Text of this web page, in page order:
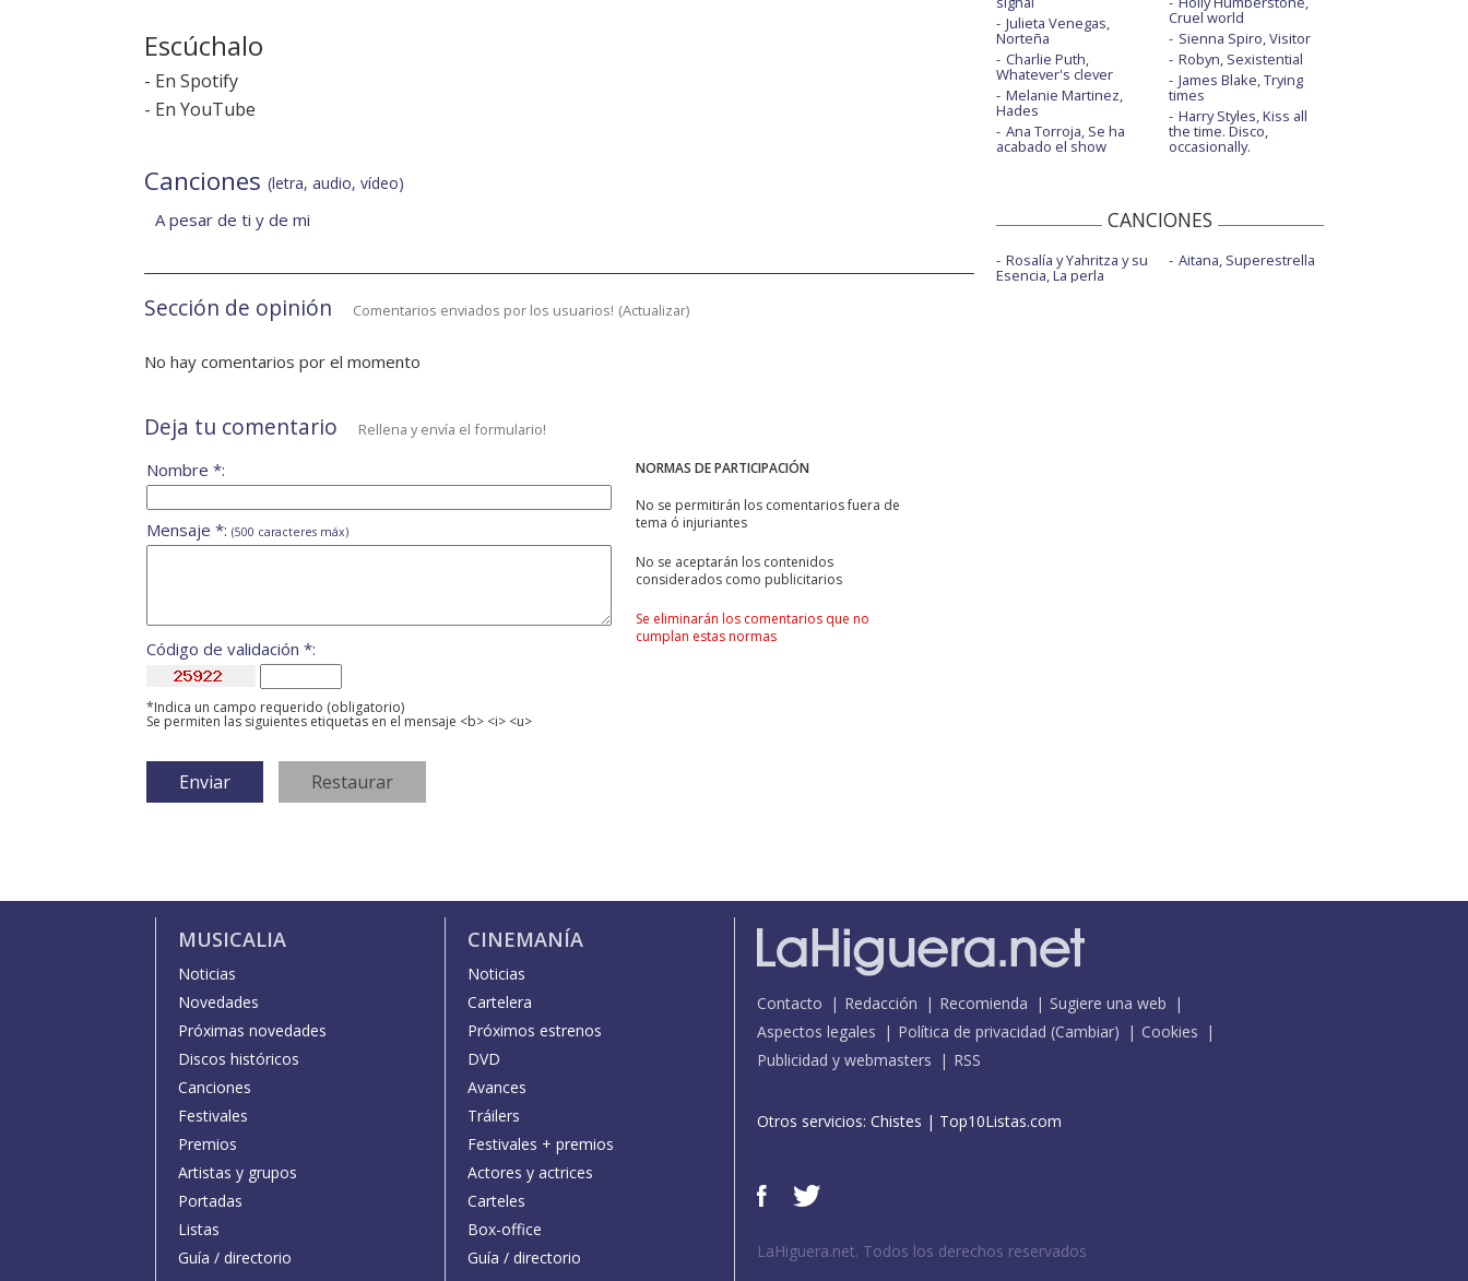
Escúchalo
- En Spotify
- En YouTube
Canciones (letra, audio, vídeo)
A pesar de ti y de mi
Sección de opinión Comentarios enviados por los usuarios! (Actualizar)
No hay comentarios por el momento
Deja tu comentario Rellena y envía el formulario!
NORMAS DE PARTICIPACIÓN
No se permitirán los comentarios fuera de
tema ó injuriantes
No se aceptarán los contenidos
considerados como publicitarios
Se eliminarán los comentarios que no
cumplan estas normas
Nombre *:
Mensaje *: (500 caracteres máx)
Código de validación *:
*Indica un campo requerido (obligatorio)
Se permiten las siguientes etiquetas en el mensaje <b> <i> <u>
Julieta Venegas,
Norteña
Charlie Puth,
Whatever's clever
Melanie Martinez,
Hades
Ana Torroja, Se ha
acabado el show
Cruel world
Sienna Spiro, Visitor
Robyn, Sexistential
James Blake, Trying
times
Harry Styles, Kiss all
the time. Disco,
occasionally.
CANCIONES
Rosalía y Yahritza y su
Esencia, La perla
Aitana, Superestrella
MUSICALIA
Noticias
Novedades
Próximas novedades
Discos históricos
Canciones
Festivales
Premios
Artistas y grupos
Portadas
Listas
Guía / directorio
CINEMANÍA
Noticias
Cartelera
Próximos estrenos
DVD
Avances
Tráilers
Festivales + premios
Actores y actrices
Carteles
Box-office
Guía / directorio
Contacto Redacción Recomienda
Sugiere una web
Aspectos legales
Política de privacidad (Cambiar)
Cookies
Publicidad y webmasters
RSS
Otros servicios: Chistes | Top10Listas.com
LaHiguera.net. Todos los derechos reservados